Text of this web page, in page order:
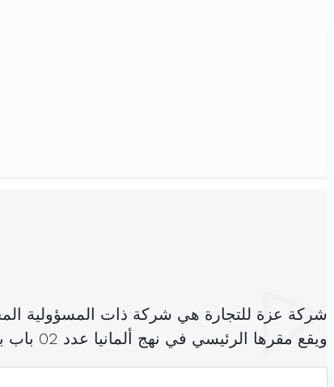
شركة عزة للتجارة هي شركة ذات المسؤولية
ويقع مقرها الرئيسي في نهج ألمانيا عدد 02 باب بحر (